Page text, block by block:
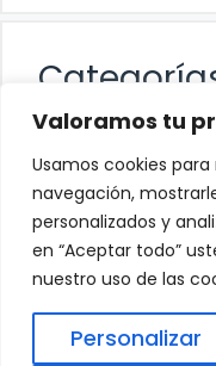
Valoramos tu
Usamos cookies
navegación,
personalizados y
en “Aceptar todo”
nuestro uso de las
Personalizar
Alimentación
Destacados
Hogar
Salud